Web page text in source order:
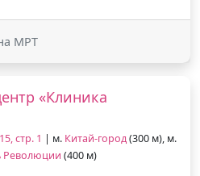
МРТ
«Клиника
стр. 1 | м. Китай-город(300 м), м.
Революции (400 м)